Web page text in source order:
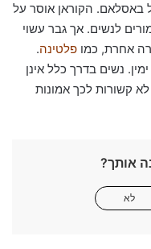
באסלאם. הקוראן אוסר על
לנשים. אך גבר עשוי
אחרת, כמו פלטינה.
נשים בדרך כלל אינן
לא קשורות לכך אמונות
אותך?
לא